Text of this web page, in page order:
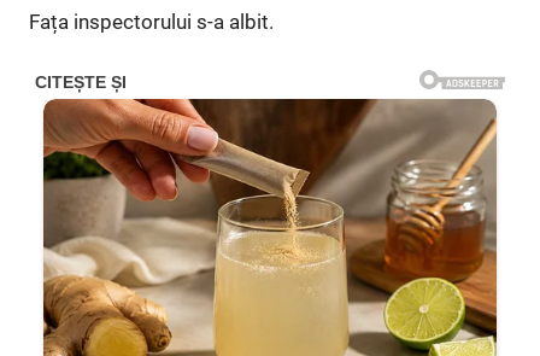
Fața inspectorului s-a albit.